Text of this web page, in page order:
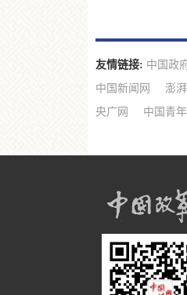
友情链接: 中国政
中国新闻网
澎
央广网
中国青